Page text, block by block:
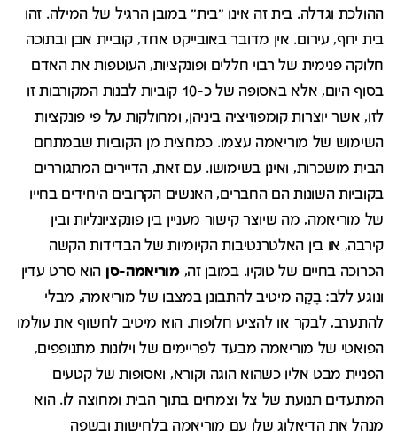
ההולכת וגדלה. בית זה אינו "בית" במובן הרגיל של המילה. זהו
בית יחף, עירום. אין מדובר באובייקט אחד, קוביית אבן ובתוכה
חלוקה פנימית של רבוי חללים ופונקציות, העוטפות את האדם
בסוף היום, אלא באסופה של כ-10 קוביות לבנות המקורבות זו
לזו, אשר יוצרות קומפוזיציה ביניהן, ומחולקות על פי פונקציות
השימוש של מוריאמה עצמו. כמחצית מן הקוביות שבמתחם
הבית מושכרות, ואינן בשימושו. עם זאת, הדיירים המתגוררים
בקוביות השונות הם החברים, האנשים הקרובים היחידים בחייו
של מוריאמה, מה שיוצר קישור מעניין בין פונקציונליות ובין
קירבה, או בין האלטרנטיבות הקיומיות של הבדידות הקשה
הכרוכה בחיים של טוקיו. במובן זה,מוריאמה-סן הוא סרט עדין
ונוגע ללב: בֶּקָה מיטיב להתבונן במצבו של מוריאמה, מבלי
להתערב, לבקר או להציע חלופות. הוא מיטיב לחשוף את עולמו
הפואטי של מוריאמה מבעד לפריימים של וילונות מתנופפים,
הפניית מבט אליו כשהוא הוגה וקורא, ואסופות של קטעים
המתעדים תנועת של צל וצמחים בתוך הבית ומחוצה לו. הוא
מנהל את הדיאלוג שלו עם מוריאמה בלחישות ובשפה